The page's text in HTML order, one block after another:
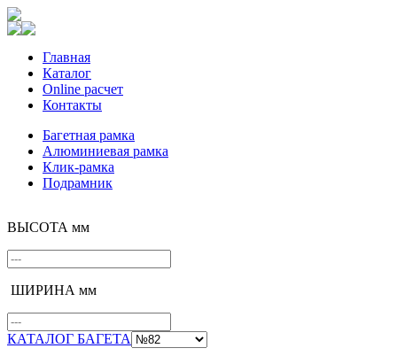
Главная
Каталог
Online расчет
Контакты
Багетная рамка
Алюминиевая рамка
Клик-рамка
Подрамник
ВЫСОТА мм
ШИРИНА мм
КАТАЛОГ БАГЕТА